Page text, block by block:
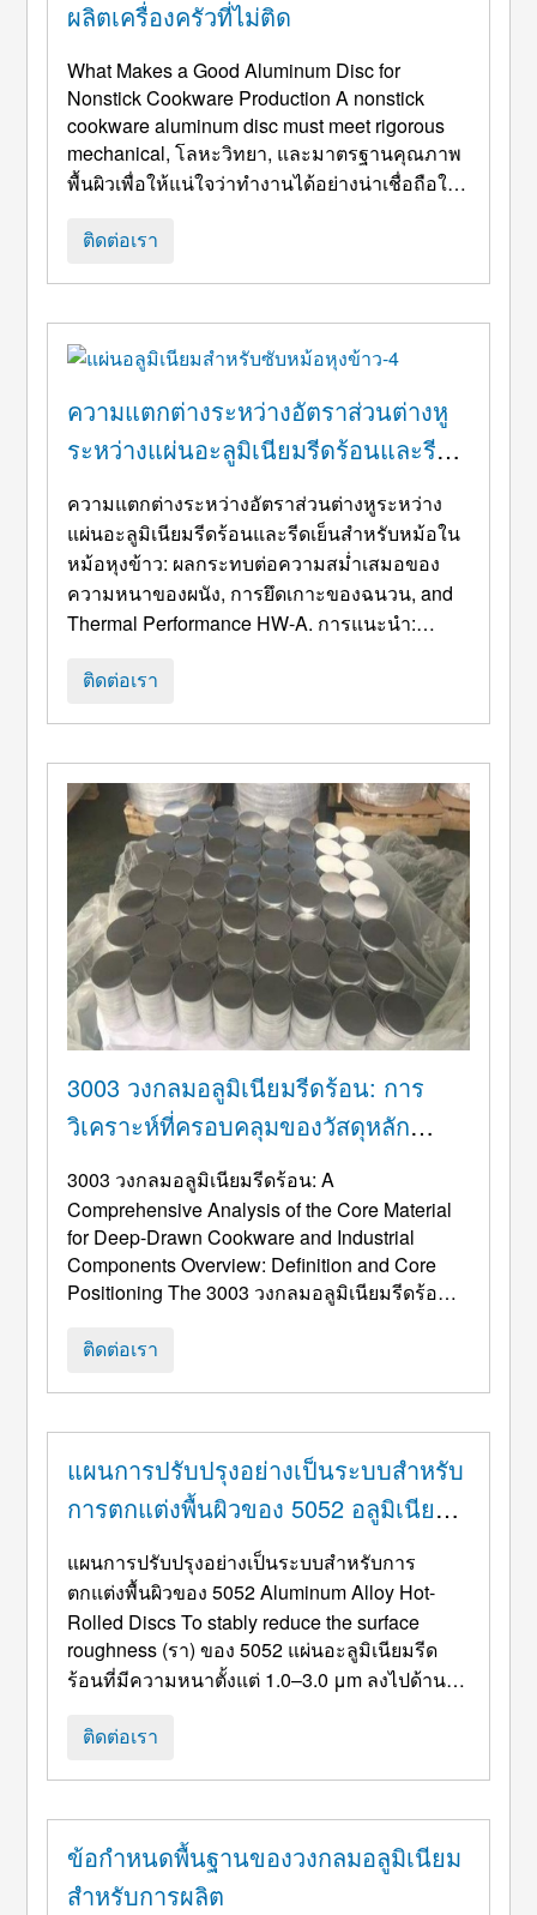
ผลิตเครื่องครัวที่ไม่ติด
What Makes a Good Aluminum Disc for
Nonstick Cookware Production A nonstick
cookware aluminum disc must meet rigorous
mechanical, โลหะวิทยา, และมาตรฐานคุณภาพ
พื้นผิวเพื่อให้แน่ใจว่าทำงานได้อย่างน่าเชื่อถือใน
cookware aluminum disc directly determines it
...
ติดต่อเรา
ความแตกต่างระหว่างอัตราส่วนต่างหู
ระหว่างแผ่นอะลูมิเนียมรีดร้อนและรีด
เย็นสำหรับหม้อในหม้อหุงข้าว: ผลกระ
ทบต่อความสม่ำเสมอของความหนา
ของผนัง, การยึดเกาะของฉนวน, และ
ประสิทธิภาพการระบายความร้อน
ความแตกต่างระหว่างอัตราส่วนต่างหูระหว่าง
แผ่นอะลูมิเนียมรีดร้อนและรีดเย็นสำหรับหม้อใน
หม้อหุงข้าว: ผลกระทบต่อความสม่ำเสมอของ
ความหนาของผนัง, การยึดเกาะของฉนวน,and
Thermal Performance HW-A. การแนะนำ:
Pots and Process-Related Requirements
ไฟฟ้า, และกระติกน้ำร้อนสุญญากาศ ...
ติดต่อเรา
3003 วงกลมอลูมิเนียมรีดร้อน: การ
วิเคราะห์ที่ครอบคลุมของวัสดุหลัก
สำหรับเครื่องครัวแบบดึงลึกและส่วน
ประกอบทางอุตสาหกรรม
3003 วงกลมอลูมิเนียมรีดร้อน:A
Comprehensive Analysis of the Core Material
for Deep-Drawn Cookware and Industrial
Components Overview: Definition and Core
Positioning The3003 วงกลมอลูมิเนียมรีดร้อน
จาก 3003 อลูมิเนียมอัลลอยด์​ โดยผ่าน
ความลึกที่ยอดเยี่ยม ...
ติดต่อเรา
แผนการปรับปรุงอย่างเป็นระบบสำหรับ
การตกแต่งพื้นผิวของ 5052 อลูมิเนีย
มอัลลอยด์แผ่นรีดร้อน
แผนการปรับปรุงอย่างเป็นระบบสำหรับการ
ตกแต่งพื้นผิวของ 5052Aluminum Alloy Hot-
Rolled Discs To stably reduce the surface
roughness (รา) ของ 5052 แผ่นอะลูมิเนียมรีด
ร้อนที่มีความหนาตั้งแต่ 1.0–3.0 μm ลงไปด้าน
แบบกระจก, จำเป็นต้องมีการปรับให้เหมาะสมอ
ประมวลผลที่แม่นยำ, และการรักษาขั้นสุดท้าย"
1. โรลร้อน ...
ติดต่อเรา
ข้อกำหนดพื้นฐานของวงกลมอลูมิเนียม
สำหรับการผลิต